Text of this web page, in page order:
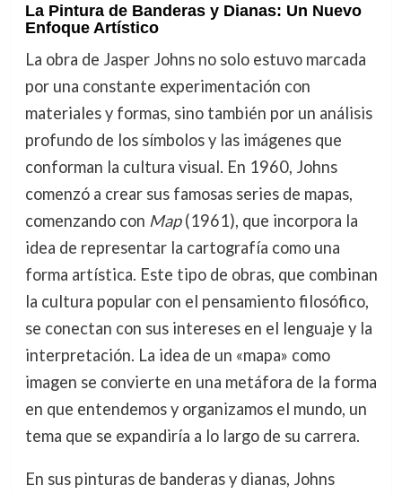
La Pintura de Banderas y Dianas: Un Nuevo
Enfoque Artístico
La obra de Jasper Johns no solo estuvo marcada
por una constante experimentación con
materiales y formas, sino también por un análisis
profundo de los símbolos y las imágenes que
conforman la cultura visual. En 1960, Johns
comenzó a crear sus famosas series de mapas,
comenzando con Map(1961), que incorpora la
idea de representar la cartografía como una
forma artística. Este tipo de obras, que combinan
la cultura popular con el pensamiento filosófico,
se conectan con sus intereses en el lenguaje y la
interpretación. La idea de un «mapa» como
imagen se convierte en una metáfora de la forma
en que entendemos y organizamos el mundo, un
tema que se expandiría a lo largo de su carrera.
En sus pinturas de banderas y dianas, Johns